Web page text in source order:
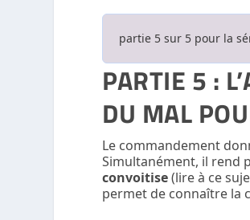
partie 5 sur 5 pour la
PARTIE 5 :
DU MAL
Le commandement
Simultanément, il rend
convoitise(lire à ce
permet de connaître la